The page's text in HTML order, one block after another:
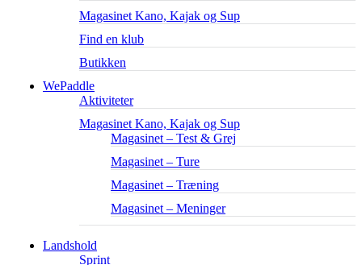
Magasinet Kano, Kajak og Sup
Find en klub
Butikken
WePaddle
Aktiviteter
Magasinet Kano, Kajak og Sup
Magasinet – Test & Grej
Magasinet – Ture
Magasinet – Træning
Magasinet – Meninger
Landshold
Sprint